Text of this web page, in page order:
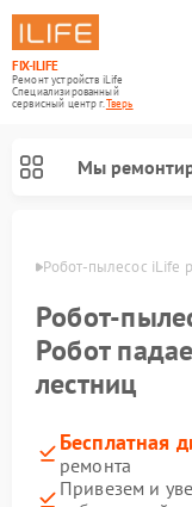
FIX-ILIFE
Ремонт устройств iLife
Специализированный
cервисный центр г.Тверь
Мы
Робот-пылесос iLife
Робот-
Робот
лестниц
Бесплатная
ремонта
Привезем и